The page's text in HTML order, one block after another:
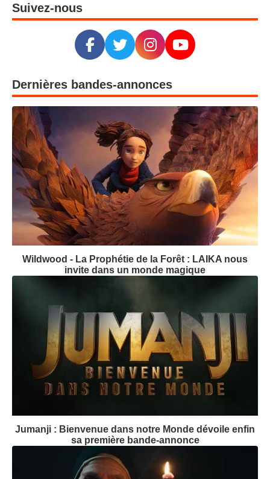
Suivez-nous
Dernières bandes-annonces
Wildwood - La Prophétie de la Forêt : LAIKA nous
invite dans un monde magique
Jumanji : Bienvenue dans notre Monde dévoile enfin
sa première bande-annonce